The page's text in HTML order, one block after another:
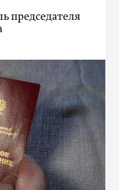
председателя